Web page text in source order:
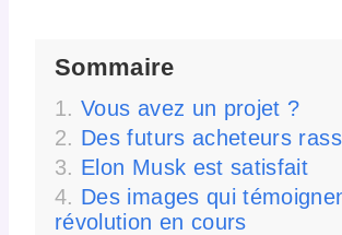
Sommaire
Vous avez un projet ?
Des futurs acheteurs
Elon Musk est satisfait
Des images qui
révolution en cours